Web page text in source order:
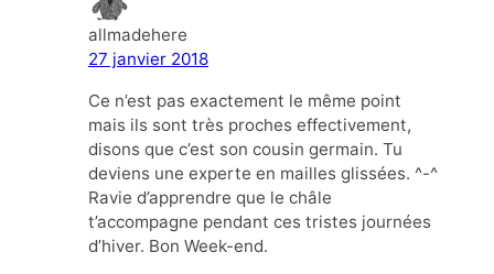
allmadehere
27 janvier 2018
Ce n’est pas exactement le même point
mais ils sont très proches effectivement,
disons que c’est son cousin germain. Tu
deviens une experte en mailles glissées. ^-^
Ravie d’apprendre que le châle
t’accompagne pendant ces tristes journées
d’hiver. Bon Week-end.